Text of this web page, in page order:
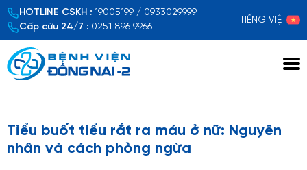
HOTLINE CSKH : 19005199 / 0933029999
Cấp cứu 24/7 : 0251 896 9966
TIẾNG VIỆT
Tiểu buốt tiểu rắt ra máu ở nữ: Nguyên
nhân và cách phòng ngừa